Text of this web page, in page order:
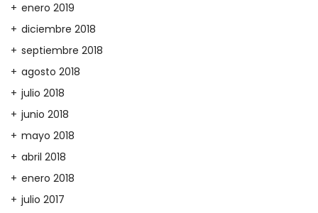
enero 2019
diciembre 2018
septiembre 2018
agosto 2018
julio 2018
junio 2018
mayo 2018
abril 2018
enero 2018
julio 2017